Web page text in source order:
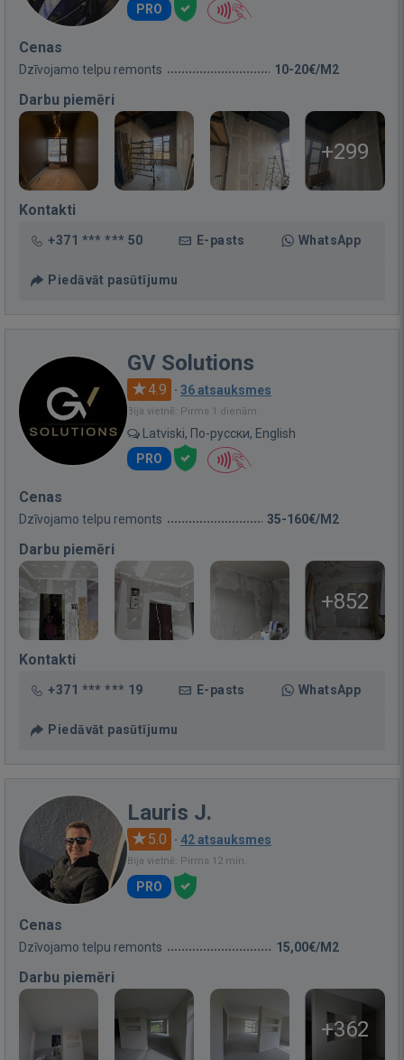
PRO
Cenas
Dzīvojamo telpu remonts 10-20€/M2
Darbu piemēri
+299
Kontakti
+371 *** *** 50 E-pasts WhatsApp
Piedāvāt pasūtījumu
GV Solutions
4.9 · 36 atsauksmes
Bija vietnē: Pirms 1 dienām
Latviski, По-русски, English
PRO
Cenas
Dzīvojamo telpu remonts 35-160€/M2
Darbu piemēri
+852
Kontakti
+371 *** *** 19 E-pasts WhatsApp
Piedāvāt pasūtījumu
Lauris J.
5.0 · 42 atsauksmes
Bija vietnē: Pirms 12 min.
PRO
Cenas
Dzīvojamo telpu remonts 15,00€/M2
Darbu piemēri
+362